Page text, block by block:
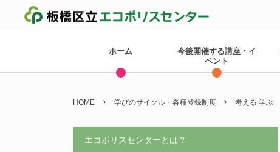
ホーム
今後開催する講座・イ
ベント
HOME 学びのサイクル・各種登録制度 考える 学ぶ
エコポリスセンターとは？